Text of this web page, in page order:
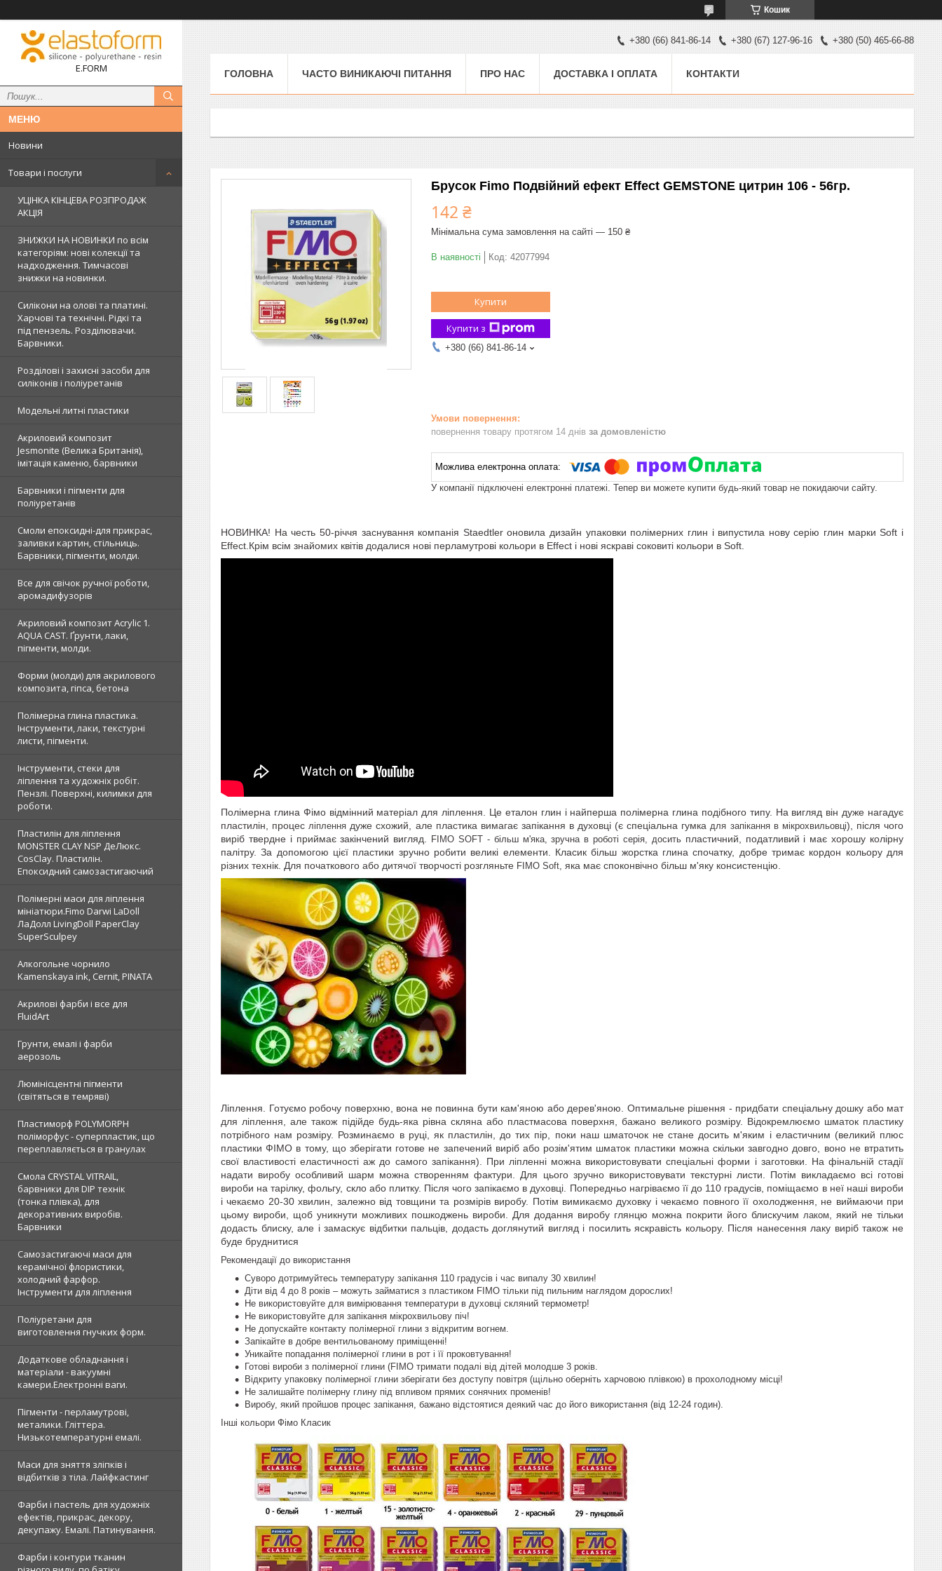
Кошик
E.FORM
Новини
Товари і послуги
УЦІНКА КІНЦЕВА РОЗПРОДАЖ
АКЦІЯ
ЗНИЖКИ НА НОВИНКИ по всім
категоріям: нові колекцїї та
надходження. Тимчасові
знижки на новинки.
Силікони на олові та платині.
Харчові та технічні. Рідкі та
під пензель. Розділювачи.
Барвники.
Розділові і захисні засоби для
силіконів і поліуретанів
Модельні литні пластики
Акриловий композит
Jesmonite (Велика Британія),
імітація каменю, барвники
Барвники і пігменти для
поліуретанів
Смоли епоксидні-для прикрас,
заливки картин, стільниць.
Барвники, пігменти, молди.
Все для свічок ручної роботи,
аромадифузорів
Акриловий композит Acrylic 1.
AQUA CAST. Ґрунти, лаки,
пігменти, молди.
Форми (молди) для акрилового
композита, гіпса, бетона
Полімерна глина пластика.
Інструменти, лаки, текстурні
листи, пігменти.
Інструменти, стеки для
ліплення та художніх робіт.
Пензлі. Поверхні, килимки для
роботи.
Пластилін для ліплення
MONSTER CLAY NSP ДеЛюкс.
CosClay. Пластилін.
Епоксидний самозастигаючий
Полімерні маси для ліплення
мініатюри.Fimo Darwi LaDoll
ЛаДолл LivingDoll PaperClay
SuperSculpey
Алкогольне чорнило
Kamenskaya ink, Cernit, PINATA
Акрилові фарби і все для
FluidArt
Грунти, емалі і фарби
аерозоль
Люмінісцентні пігменти
(світяться в темряві)
Пластиморф POLYMORPH
поліморфус - суперпластик, що
переплавляється в гранулах
Смола CRYSTAL VITRAIL,
барвники для DIP технік
(тонка плівка), для
декоративних виробів.
Барвники
Самозастигаючі маси для
керамічної флористики,
холодний фарфор.
Інструменти для ліплення
Поліуретани для
виготовлення гнучких форм.
Додаткове обладнання і
матеріали - вакуумні
камери.Електронні ваги.
Пігменти - перламутрові,
металики. Гліттера.
Низькотемпературні емалі.
Маси для зняття зліпків і
відбитків з тіла. Лайфкастинг
Фарби і пастель для художніх
ефектів, прикрас, декору,
декупажу. Емалі. Патинування.
Фарби і контури тканин
+380 (66) 841-86-14 +380 (67) 127-96-16 +380 (50) 465-66-88
ГОЛОВНА ЧАСТО ВИНИКАЮЧІ ПИТАННЯ ПРО НАС ДОСТАВКА І ОПЛАТА КОНТАКТИ
Брусок Fimo Подвійний ефект Effect GEMSTONE цитрин 106 - 56гр.
142 ₴
Мінімальна сума замовлення на сайті — 150 ₴
В наявності Код: 42077994
Купити
Купити з
+380 (66) 841-86-14
повернення товару протягом 14 днів за домовленістю
У компанії підключені електронні платежі. Тепер ви можете купити будь-який товар не покидаючи сайту.
НОВИНКА! На честь 50-річчя заснування компанія Staedtler оновила дизайн упаковки полімерних глин і випустила нову серію глин марки Soft і
Effect.Крім всім знайомих квітів додалися нові перламутрові кольори в Effect і нові яскраві соковиті кольори в Soft.
Полімерна глина Фімо відмінний матеріал для ліплення. Це еталон глин і найперша полімерна глина подібного типу. На вигляд він дуже нагадує
пластилін, процес ліплення дуже схожий, але пластика вимагає запікання в духовці (є спеціальна гумка для запікання в мікрохвильовці), після чого
виріб твердне і приймає закінчений вигляд.
FIMO SOFT - більш м'яка, зручна в роботі серія, доситьпластичний, податливий і має хорошу колірну
палітру. За допомогою цієї пластики зручно робити великі елементи. Класик більш жорстка глина спочатку, добре тримає кордон кольору для
різних технік. Для початкового або дитячої творчості розгляньте FIMO Soft, яка має споконвічно більш м'яку консистенцію.
Ліплення.
Готуємо робочу поверхню, вона не повинна бути кам'яною або дерев'яною. Оптимальне рішення - придбати спеціальну дошку або мат
для ліплення, але також підійде будь-яка рівна скляна або пластмасова поверхня, бажано великого розміру. Відокремлюємо шматок пластику
потрібного нам розміру. Розминаємо в руці, як пластилін, до тих пір, поки наш шматочок не стане досить м'яким і еластичним (великий плюс
пластики ФІМО в тому, що зберігати готове не запечений виріб або розім'ятим шматок пластики можна скільки завгодно довго, воно не втратить
свої властивості еластичності аж до самого запікання). При ліпленні можна використовувати спеціальні форми і заготовки. На фінальній стадії
надати виробу особливий шарм можна створенням фактури. Для цього зручно використовувати текстурні листи. Потім викладаємо всі готові
вироби на тарілку, фольгу, скло або плитку. Після чого запікаємо в духовці. Попередньо нагріваємо її до 110 градусів, поміщаємо в неї наші вироби
і чекаємо 20-30 хвилин, залежно від товщини та розмірів виробу. Потім вимикаємо духовку і чекаємо повного її охолодження, не виймаючи при
цьому вироби, щоб уникнути можливих пошкоджень вироби. Для додання виробу глянцю можна покрити його блискучим лаком , який не тільки
додасть блиску, але і замаскує відбитки пальців, додасть доглянутий вигляд і посилить яскравість кольору. Після нанесення лаку виріб також не
буде бруднитися
Рекомендації до використання
Суворо дотримуйтесь температуру запікання 110 градусів і час випалу 30 хвилин!
Діти від 4 до 8 років – можуть займатися з пластиком FIMO тільки під пильним наглядом дорослих!
Не використовуйте для вимірювання температури в духовці скляний термометр!
Не використовуйте для запікання мікрохвильову піч!
Не допускайте контакту полімерної глини з відкритим вогнем.
Запікайте в добре вентильованому приміщенні!
Уникайте попадання полімерної глини в рот і її проковтування!
Готові вироби з полімерної глини (FIMO тримати подалі від дітей молодше 3 років.
Відкриту упаковку полімерної глини зберігати без доступу повітря (щільно оберніть харчовою плівкою) в прохолодному місці!
Не залишайте полімерну глину під впливом прямих сонячних променів!
Виробу, який пройшов процес запікання, бажано відстоятися деякий час до його використання (від 12-24 годин).
Інші кольори Фімо Класик